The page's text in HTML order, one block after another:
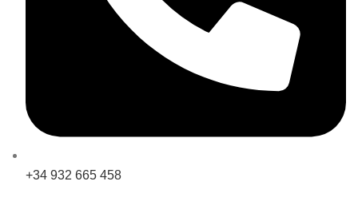
+34 932 665 458‬